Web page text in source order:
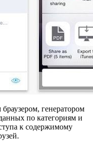
генератором
по категориям и
к содержимому